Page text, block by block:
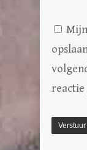
reactie